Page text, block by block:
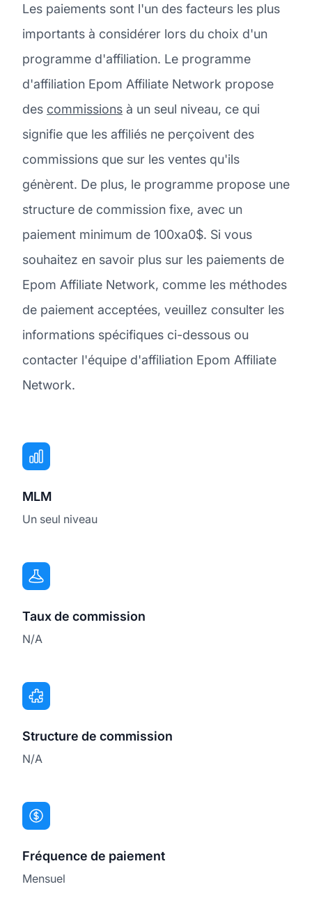
Les paiements sont l'un des facteurs les plus
importants à considérer lors du choix d'un
programme d'affiliation. Le programme
d'affiliation Epom Affiliate Network propose
des commissions à un seul niveau, ce qui
signifie que les affiliés ne perçoivent des
commissions que sur les ventes qu'ils
génèrent. De plus, le programme propose une
structure de commission fixe, avec un
paiement minimum de 100xa0$. Si vous
souhaitez en savoir plus sur les paiements de
Epom Affiliate Network, comme les méthodes
de paiement acceptées, veuillez consulter les
informations spécifiques ci-dessous ou
contacter l'équipe d'affiliation Epom Affiliate
Network.
MLM
Un seul niveau
Taux de commission
N/A
Structure de commission
N/A
Fréquence de paiement
Mensuel